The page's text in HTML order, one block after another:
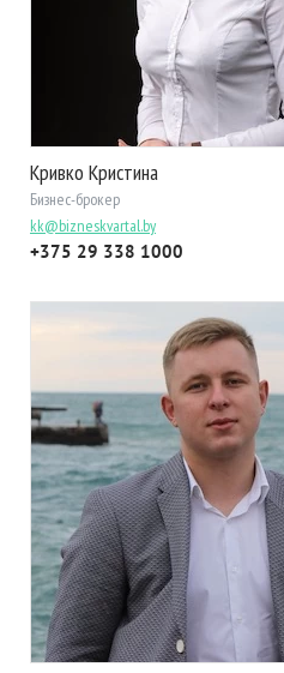
Кривко Кристина
Бизнес-брокер
kk@bizneskvartal.by
+375 29 338 1000